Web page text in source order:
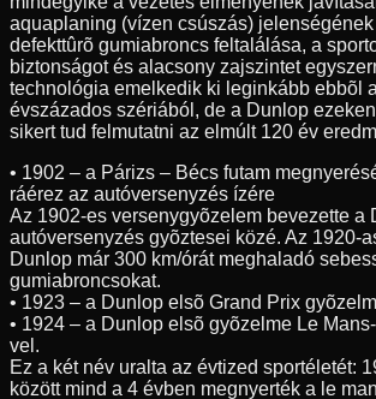
aquaplaning (vízen csúszás)
defekttûrõ gumiabroncs feltalálása, a
biztonságot és alacsony zajszintet
technológia emelkedik ki leginkább ebbõl
évszázados szériából, de a Dunlop
sikert tud felmutatni az elmúlt 120 év
• 1902 – a Párizs – Bécs futam
ráérez az autóversenyzés ízére
Az 1902-es versenygyõzelem bevezette a
autóversenyzés gyõztesei közé. Az 1920-
Dunlop már 300 km/órát meghaladó
gumiabroncsokat.
• 1923 – a Dunlop elsõ Grand Prix
• 1924 – a Dunlop elsõ gyõzelme Le
vel.
Ez a két név uralta az évtized sportéletét:
között mind a 4 évben megnyerték a le